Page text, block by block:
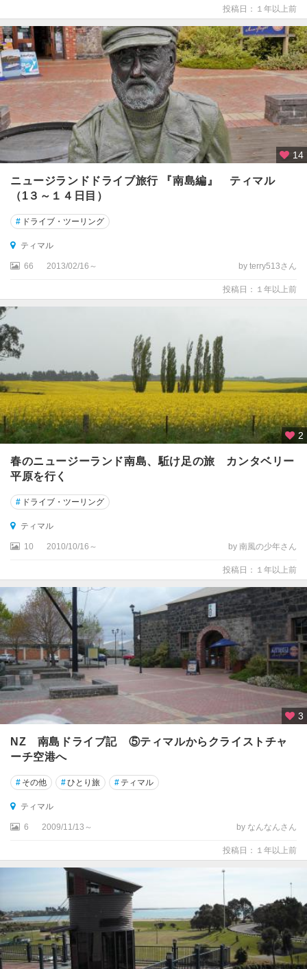
ド
ラ
ン
ド
国
公
園
周
辺
★
ル
ア
ー
ズ
・
パ
国
立
公
園
周
イ
ン
バ
ー
ー
ル
ウ
エ
ス
ト
コ
ー
ウ
エ
ト
ン
ド
公
辺
エ
イ
投稿日：１年以上前
14
ニュージランドドライブ旅行 『南島編』 ティマル
（1３～１４日目）
# ドライブ・ツーリング
ティマル
66 2013/02/16～ by terry513さん
投稿日：１年以上前
2
春のニュージーランド南島、駈け足の旅 カンタベリー
平原を行く
# ドライブ・ツーリング
ティマル
10 2010/10/16～ by 南風の少年さん
投稿日：１年以上前
3
NZ 南島ドライブ記 ⑤ティマルからクライストチャ
ーチ空港へ
# その他 #ひとり旅 # ティマル
ティマル
6 2009/11/13～ by なんなんさん
投稿日：１年以上前